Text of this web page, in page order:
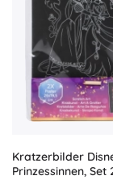
Kratzerbilder
Prinzessinnen, Set